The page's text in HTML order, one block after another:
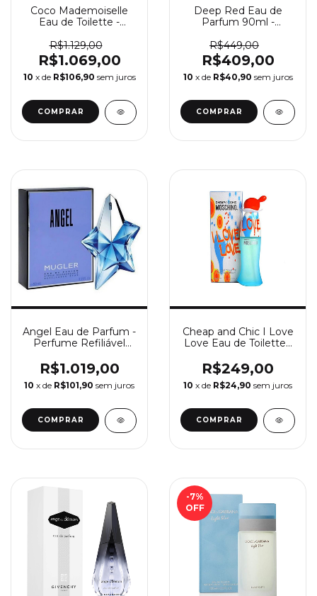
Coco Mademoiselle
Eau de Toilette -
Chanel
R$1.129,00
R$1.069,00
10 x de R$106,90 sem juros
COMPRAR
Deep Red Eau de
Parfum 90ml -
Hugo Boss
R$449,00
R$409,00
10 x de R$40,90 sem juros
COMPRAR
Angel Eau de Parfum -
Perfume Refiliável
R$1.019,00
10 x de R$101,90 sem juros
COMPRAR
Cheap and Chic I Love
Love Eau de Toilette -
Moschino
R$249,00
10 x de R$24,90 sem juros
COMPRAR
-7%
OFF